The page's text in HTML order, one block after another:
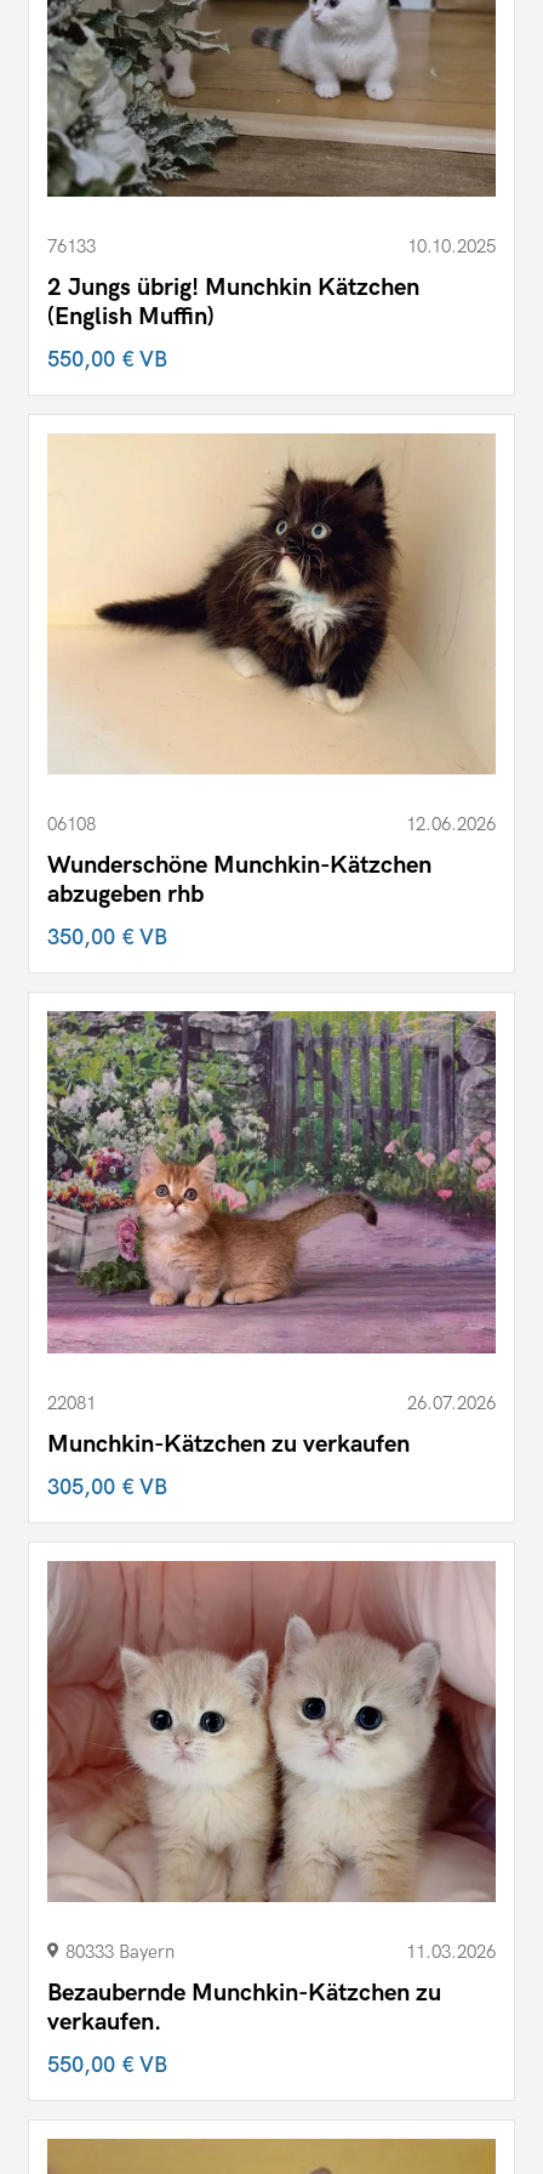
76133 10.10.2025
2 Jungs übrig! Munchkin Kätzchen
(English Muffin)
550,00 €VB
06108 12.06.2026
Wunderschöne Munchkin-Kätzchen
abzugeben rhb
350,00 €VB
22081 26.07.2026
Munchkin-Kätzchen zu verkaufen
305,00 €VB
80333 Bayern 11.03.2026
Bezaubernde Munchkin-Kätzchen zu
verkaufen.
550,00 €VB